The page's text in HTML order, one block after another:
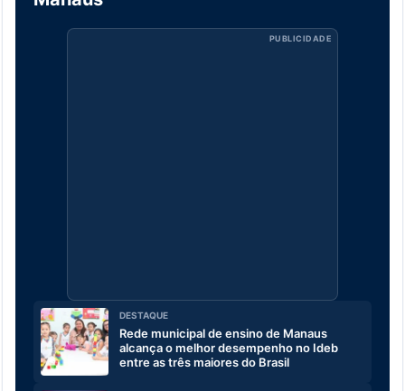
PUBLICIDADE
DESTAQUE
Rede municipal de ensino de Manaus
alcança o melhor desempenho no Ideb
entre as três maiores do Brasil